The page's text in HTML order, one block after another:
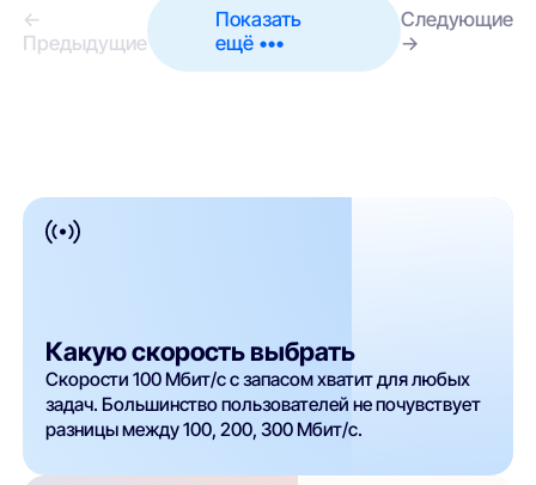
←
Предыдущие
Показать
ещё •••
Следующие
→
Какую скорость выбрать
Скорости 100 Мбит/с с запасом хватит для любых
задач. Большинство пользователей не почувствует
разницы между 100, 200, 300 Мбит/с.